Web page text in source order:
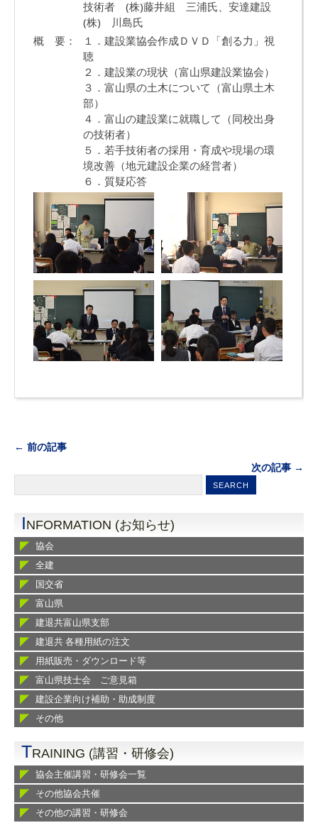
技術者 (株)藤井組 三浦氏、安達建設
(株) 川島氏
概 要：
１．建設業協会作成ＤＶＤ「創る力」視
聴
２．建設業の現状（富山県建設業協会）
３．富山県の土木について（富山県土木
部）
４．富山の建設業に就職して（同校出身
の技術者）
５．若手技術者の採用・育成や現場の環
境改善（地元建設企業の経営者）
６．質疑応答
← 前の記事
次の記事 →
INFORMATION (お知らせ)
協会
全建
国交省
富山県
建退共富山県支部
建退共 各種用紙の注文
用紙販売・ダウンロード等
富山県技士会 ご意見箱
建設企業向け補助・助成制度
その他
TRAINING (講習・研修会)
協会主催講習・研修会一覧
その他協会共催
その他の講習・研修会